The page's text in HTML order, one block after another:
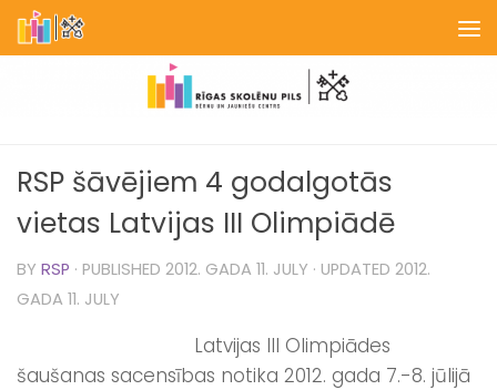
Skip to content
RSP šāvējiem 4 godalgotās
vietas Latvijas III Olimpiādē
BY RSP · PUBLISHED 2012. GADA 11. JULY · UPDATED 2012.
GADA 11. JULY
Latvijas III Olimpiādes
šaušanas sacensības notika 2012. gada 7.-8. jūlijā